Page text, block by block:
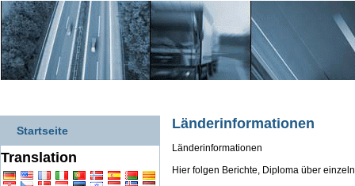
Startseite
Translation
Länderinformationen
Länderinformationen
Hier folgen Berichte, Diploma über